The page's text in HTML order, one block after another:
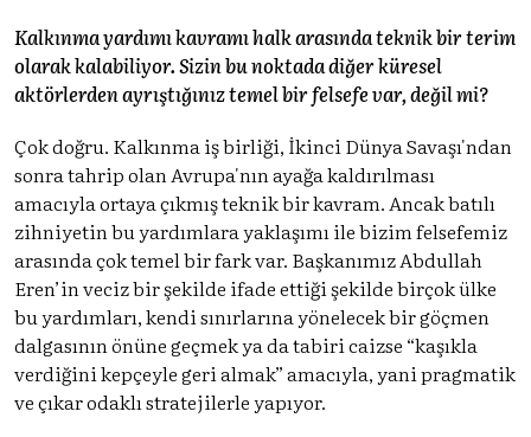
Kalkınma yardımı kavramı halk arasında teknik bir terim
olarak kalabiliyor. Sizin bu noktada diğer küresel
aktörlerden ayrıştığınız temel bir felsefe var, değil mi?
Çok doğru. Kalkınma iş birliği, İkinci Dünya Savaşı'ndan
sonra tahrip olan Avrupa'nın ayağa kaldırılması
amacıyla ortaya çıkmış teknik bir kavram. Ancak batılı
zihniyetin bu yardımlara yaklaşımı ile bizim felsefemiz
arasında çok temel bir fark var. Başkanımız Abdullah
Eren’in veciz bir şekilde ifade ettiği şekilde birçok ülke
bu yardımları, kendi sınırlarına yönelecek bir göçmen
dalgasının önüne geçmek ya da tabiri caizse “kaşıkla
verdiğini kepçeyle geri almak” amacıyla, yani pragmatik
ve çıkar odaklı stratejilerle yapıyor.